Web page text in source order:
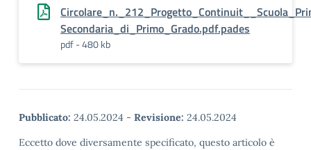
Secondaria_di_Primo_Grado.pdf.pades
pdf - 480 kb
Pubblicato: 24.05.2024 - Revisione: 24.05.2024
Eccetto dove diversamente specificato, questo articolo è